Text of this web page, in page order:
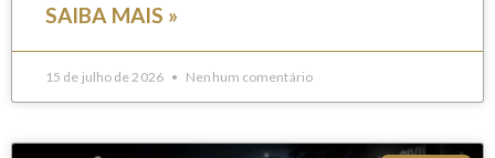
SAIBA MAIS »
15 de julho de 2026 Nenhum comentário